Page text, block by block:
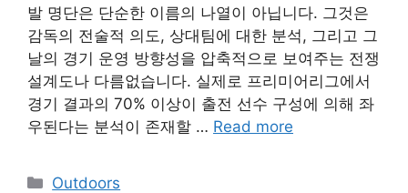
발 명단은 단순한 이름의 나열이 아닙니다. 그것은
감독의 전술적 의도, 상대팀에 대한 분석, 그리고 그
날의 경기 운영 방향성을 압축적으로 보여주는 전쟁
설계도나 다름없습니다. 실제로 프리미어리그에서
경기 결과의 70% 이상이 출전 선수 구성에 의해 좌
우된다는 분석이 존재할 … Read more
Categories
Outdoors